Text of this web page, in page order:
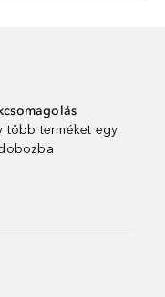
több terméket egy